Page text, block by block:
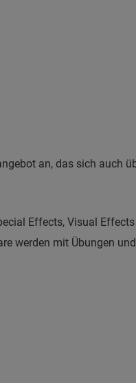
an, das sich auch
Effects, Visual
werden mit Übungen